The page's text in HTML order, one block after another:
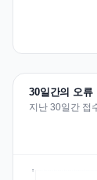
30일간의 오류
지난 30일간 접
2